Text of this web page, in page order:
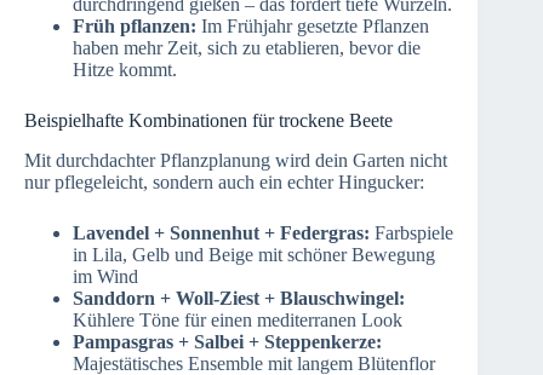
durchdringend gießen – das fördert tiefe Wurzeln.
Früh pflanzen: Im Frühjahr gesetzte Pflanzen
haben mehr Zeit, sich zu etablieren, bevor die
Hitze kommt.
Beispielhafte Kombinationen für trockene Beete
Mit durchdachter Pflanzplanung wird dein Garten nicht
nur pflegeleicht, sondern auch ein echter Hingucker:
Lavendel + Sonnenhut + Federgras: Farbspiele
in Lila, Gelb und Beige mit schöner Bewegung
im Wind
Sanddorn + Woll-Ziest + Blauschwingel:
Kühlere Töne für einen mediterranen Look
Pampasgras + Salbei + Steppenkerze:
Majestätisches Ensemble mit langem Blütenflor